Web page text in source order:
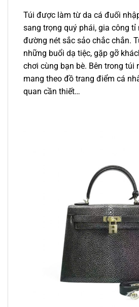
Túi được làm từ da cá đuối
sang trọng quý phái, gia công
đường nét sắc sảo chắc chắn.
những buổi dạ tiệc, gặp gỡ
chơi cùng bạn bè. Bên trong túi
mang theo đồ trang điểm cá
quan cần thiết…